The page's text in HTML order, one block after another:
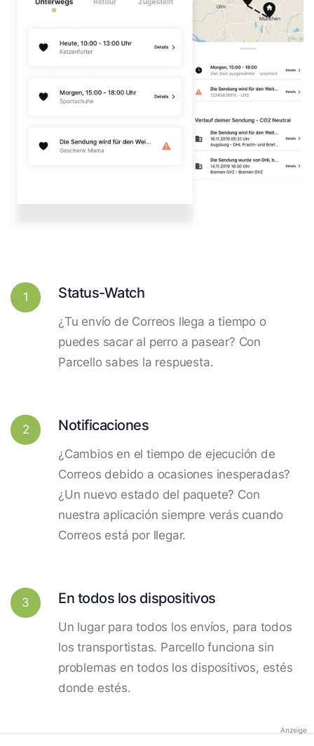
1 Status-Watch
¿Tu envío de Correos llega a tiempo o
puedes sacar al perro a pasear? Con
Parcello sabes la respuesta.
2 Notificaciones
¿Cambios en el tiempo de ejecución de
Correos debido a ocasiones inesperadas?
¿Un nuevo estado del paquete? Con
nuestra aplicación siempre verás cuando
Correos está por llegar.
3 En todos los dispositivos
Un lugar para todos los envíos, para todos
los transportistas. Parcello funciona sin
problemas en todos los dispositivos, estés
donde estés.
Anzeige